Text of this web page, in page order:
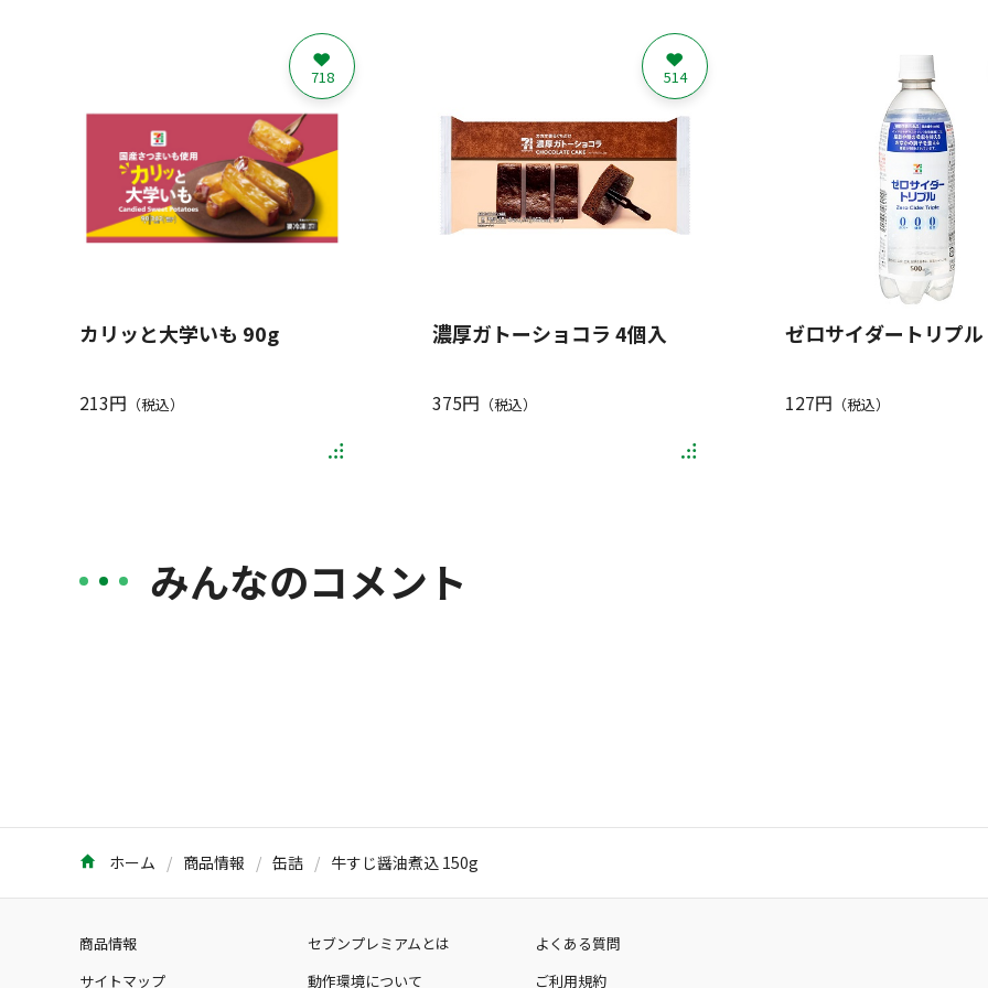
カリッと大学いも 90g
213円 （税込）
718
濃厚ガトーショコラ 4個入
375円 （税込）
514
ゼロサイダートリプ
127円 （税込）
みんなのコメント
ホーム 商品情報 缶詰 牛すじ醤油煮込 150g
商品情報 セブンプレミアムとは
よくある質問
サイトマップ
動作環境について ご利用規約